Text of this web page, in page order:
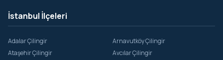
İstanbul İlçeleri
Adalar Çilingir
Arnavutköy Çilingir
Ataşehir Çilingir
Avcılar Çilingir